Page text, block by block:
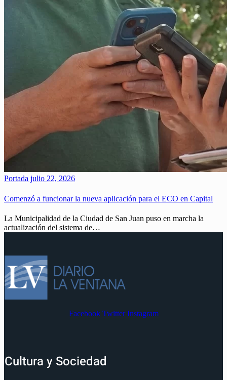
Portada julio 22, 2026
Comenzó a funcionar la nueva aplicación para el ECO en Capital
La Municipalidad de la Ciudad de San Juan puso en marcha la
actualización del sistema de…
Facebook Twitter Instagram
Cultura y Sociedad